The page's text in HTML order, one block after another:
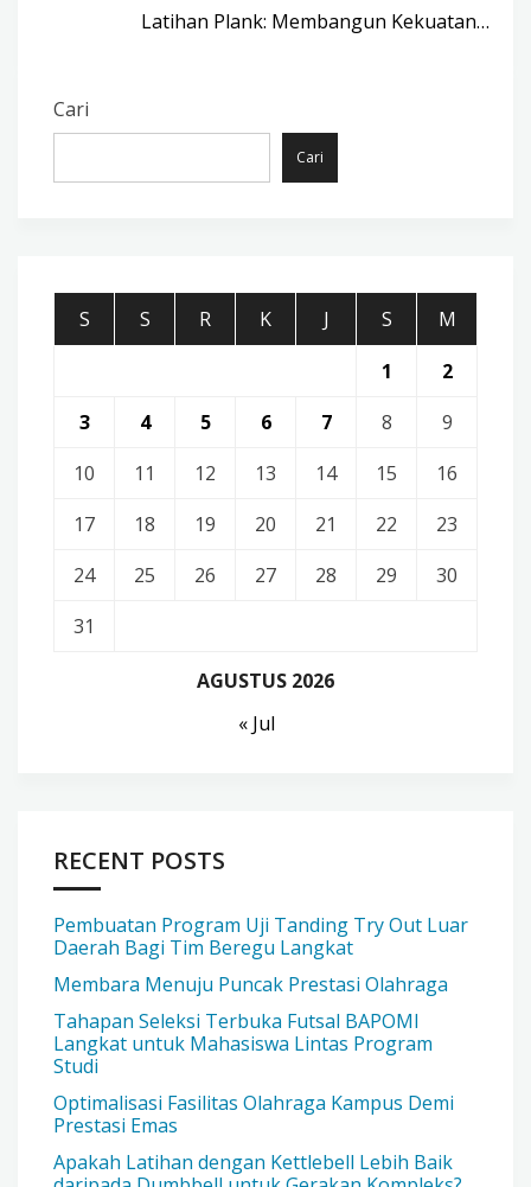
Latihan Plank: Membangun Kekuatan…
Cari
Cari
AGUSTUS 2026
S S R K J S
M
1
2
3
4 5 6 7 8
9
10
11 12 13 14 15
16
17
18 19 20 21 22
23
24
25 26 27 28 29
30
31
« Jul
RECENT POSTS
Pembuatan Program Uji Tanding Try Out Luar
Daerah Bagi Tim Beregu Langkat
Membara Menuju Puncak Prestasi Olahraga
Tahapan Seleksi Terbuka Futsal BAPOMI
Langkat untuk Mahasiswa Lintas Program
Studi
Optimalisasi Fasilitas Olahraga Kampus Demi
Prestasi Emas
Apakah Latihan dengan Kettlebell Lebih Baik